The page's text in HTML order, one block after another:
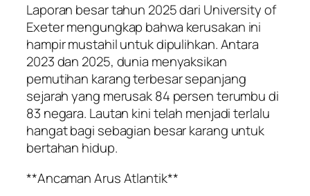
Laporan besar tahun 2025 dari University of
Exeter mengungkap bahwa kerusakan ini
hampir mustahil untuk dipulihkan. Antara
2023 dan 2025, dunia menyaksikan
pemutihan karang terbesar sepanjang
sejarah yang merusak 84 persen terumbu di
83 negara. Lautan kini telah menjadi terlalu
hangat bagi sebagian besar karang untuk
bertahan hidup.
**Ancaman Arus Atlantik**